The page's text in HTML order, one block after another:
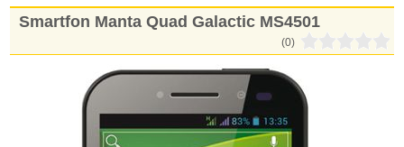
Smartfon Manta Quad Galactic MS4501
(0)